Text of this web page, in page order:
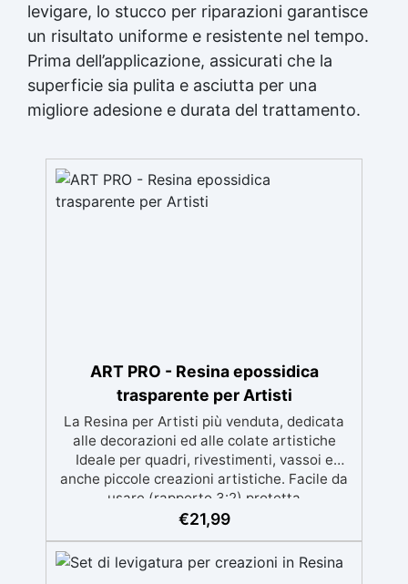
levigare, lo stucco per riparazioni garantisce
un risultato uniforme e resistente nel tempo.
Prima dell’applicazione, assicurati che la
superficie sia pulita e asciutta per una
migliore adesione e durata del trattamento.
ART PRO - Resina epossidica
trasparente per Artisti
La Resina per Artisti più venduta, dedicata
alle decorazioni ed alle colate artistiche
Ideale per quadri, rivestimenti, vassoi e
anche piccole creazioni artistiche. Facile da
usare (rapporto 3:2) protetta
dall’ingiallimento grazie agli speciali filtri UV
design precisi e puliti. Indurisce in 12-24h
garantendo una superficie lucida e brillante
€21,99